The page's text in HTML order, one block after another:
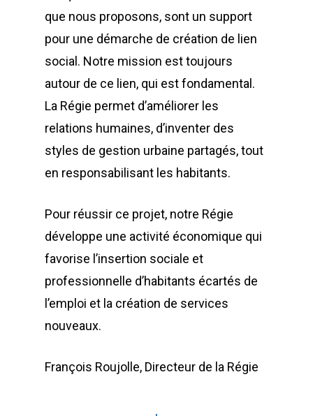
que nous proposons, sont un support
pour une démarche de création de lien
social. Notre mission est toujours
autour de ce lien, qui est fondamental.
La Régie permet d’améliorer les
relations humaines, d’inventer des
styles de gestion urbaine partagés, tout
en responsabilisant les habitants.
Pour réussir ce projet, notre Régie
développe une activité économique qui
favorise l’insertion sociale et
professionnelle d’habitants écartés de
l’emploi et la création de services
nouveaux.
François Roujolle, Directeur de la Régie